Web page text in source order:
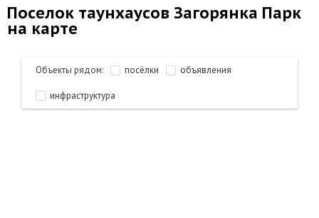
Поселок таунхаусов Загорянка Парк
на карте
Объекты рядом: посёлки объявления
инфраструктура